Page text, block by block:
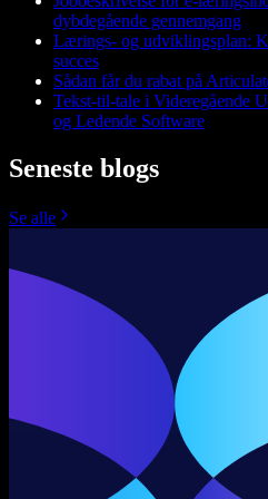
dybdegående gennemgang
Lærings- og udviklingsplan:
succes
Sådan får du rabat på
Tekst-til-tale i Videregående
og Ledende Software
Seneste blogs
Se alle